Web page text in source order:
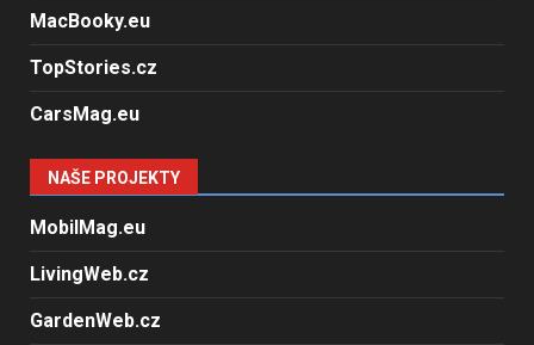
MacBooky.eu
TopStories.cz
CarsMag.eu
NAŠE PROJEKTY
MobilMag.eu
LivingWeb.cz
GardenWeb.cz